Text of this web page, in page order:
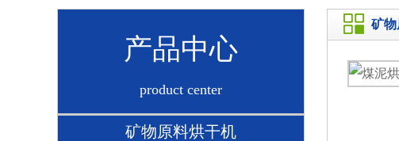
产品中心
product center
矿物原料烘干机
矿